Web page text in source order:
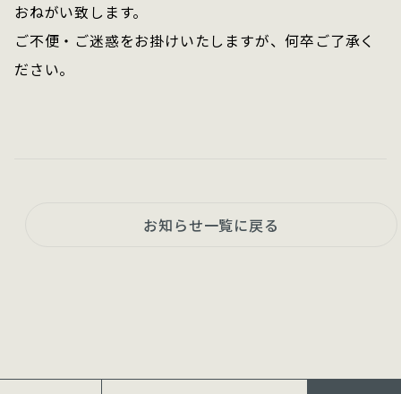
おねがい致します。
ご不便・ご迷惑をお掛けいたしますが、何卒ご了承く
ださい。
お知らせ一覧に戻る